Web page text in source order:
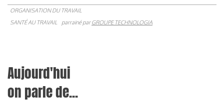
ORGANISATION DU TRAVAIL
SANTÉ AU TRAVAIL
parrainé parGROUPE TECHNOLOGIA
Aujourd'hui
on parle de...